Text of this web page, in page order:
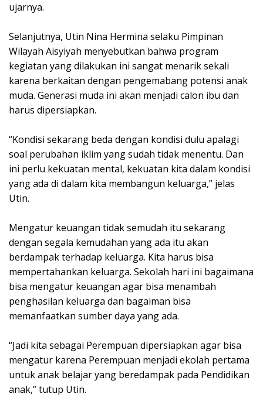
ujarnya.
Selanjutnya, Utin Nina Hermina selaku Pimpinan
Wilayah Aisyiyah menyebutkan bahwa program
kegiatan yang dilakukan ini sangat menarik sekali
karena berkaitan dengan pengemabang potensi anak
muda. Generasi muda ini akan menjadi calon ibu dan
harus dipersiapkan.
“Kondisi sekarang beda dengan kondisi dulu apalagi
soal perubahan iklim yang sudah tidak menentu. Dan
ini perlu kekuatan mental, kekuatan kita dalam kondisi
yang ada di dalam kita membangun keluarga,” jelas
Utin.
Mengatur keuangan tidak semudah itu sekarang
dengan segala kemudahan yang ada itu akan
berdampak terhadap keluarga. Kita harus bisa
mempertahankan keluarga. Sekolah hari ini bagaimana
bisa mengatur keuangan agar bisa menambah
penghasilan keluarga dan bagaiman bisa
memanfaatkan sumber daya yang ada.
“Jadi kita sebagai Perempuan dipersiapkan agar bisa
mengatur karena Perempuan menjadi ekolah pertama
untuk anak belajar yang beredampak pada Pendidikan
anak,” tutup Utin.